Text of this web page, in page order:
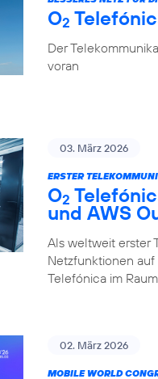
O2
Der
voran
03. März 2026
ERSTER
O2
und AWS
Als weltweit erster
Netzfunktionen
Telefónica im
02. März 2026
MOBILE WORLD